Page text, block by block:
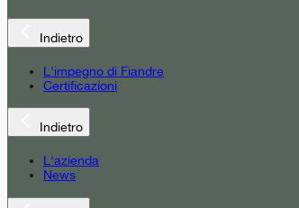
Indietro
L'impegno di Fiandre
Certificazioni
Indietro
L'azienda
News